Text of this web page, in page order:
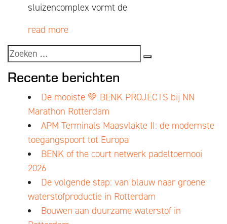
sluizencomplex vormt de
read more
Recente berichten
De mooiste 💚 BENK PROJECTS bij NN
Marathon Rotterdam
APM Terminals Maasvlakte II: de modernste
toegangspoort tot Europa
BENK of the court netwerk padeltoernooi
2026
De volgende stap: van blauw naar groene
waterstofproductie in Rotterdam
Bouwen aan duurzame waterstof in